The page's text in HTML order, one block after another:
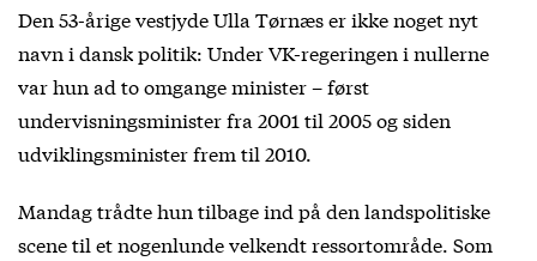
Den 53-årige vestjyde Ulla Tørnæs er ikke noget nyt
navn i dansk politik: Under VK-regeringen i nullerne
var hun ad to omgange minister – først
undervisningsminister fra 2001 til 2005 og siden
udviklingsminister frem til 2010.
Mandag trådte hun tilbage ind på den landspolitiske
scene til et nogenlunde velkendt ressortområde. Som